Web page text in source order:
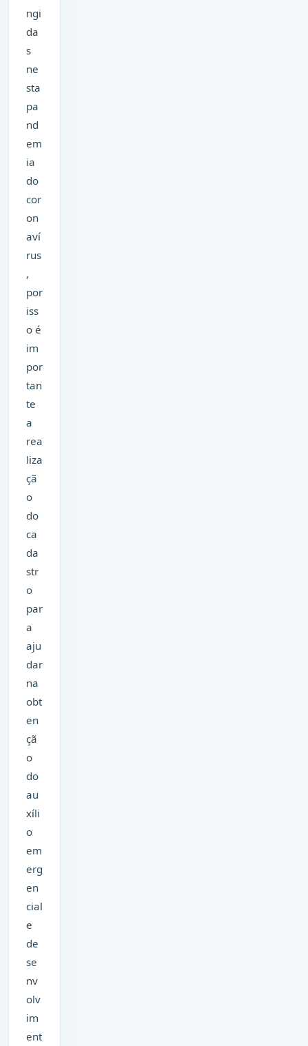
ngi
da
s
ne
sta
pa
nd
em
ia
do
cor
on
aví
rus
,
por
iss
o é
im
por
tan
te
a
rea
liza
çã
o
do
ca
da
str
o
par
a
aju
dar
na
obt
en
çã
o
do
au
xíli
o
em
erg
en
cial
e
de
se
nv
olv
im
ent